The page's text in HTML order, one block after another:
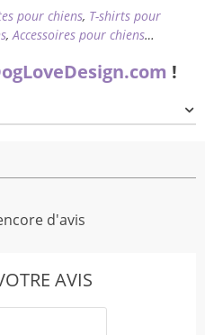
pour chiens, T-shirts pour
,Accessoires pour chiens…
!
d'avis
AVIS